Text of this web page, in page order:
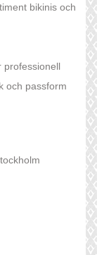
bikinis och
professionell
och passform